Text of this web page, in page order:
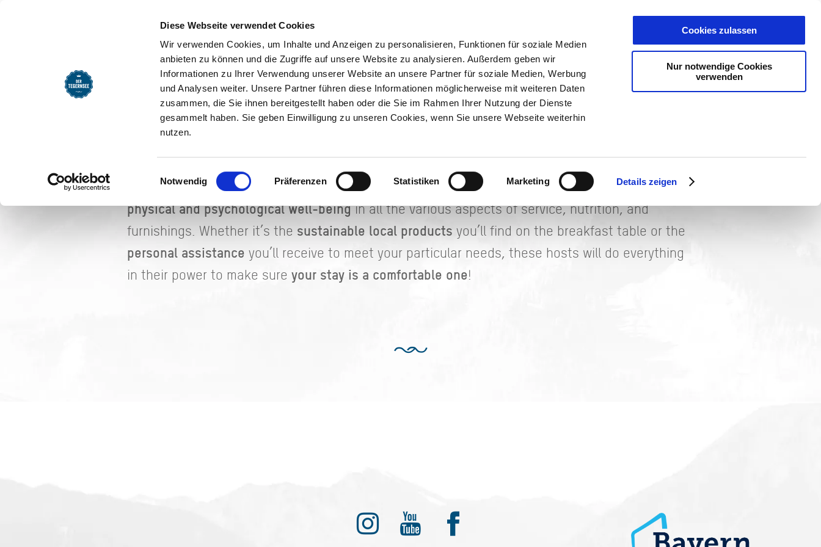
Diese Webseite verwendet Cookies
Wir verwenden Cookies, um Inhalte und Anzeigen zu personalisieren, Funktionen für soziale Medien
anbieten zu können und die Zugriffe auf unsere Website zu analysieren. Außerdem geben wir
Informationen zu Ihrer Verwendung unserer Website an unsere Partner für soziale Medien, Werbung
und Analysen weiter. Unsere Partner führen diese Informationen möglicherweise mit weiteren Daten
zusammen, die Sie ihnen bereitgestellt haben oder die Sie im Rahmen Ihrer Nutzung der Dienste
gesammelt haben. Sie geben Einwilligung zu unseren Cookies, wenn Sie unsere Webseite weiterhin
nutzen.
Einwilligungsauswahl
Notwendig Präferenzen Statistiken Marketing Details zeigen
Cookies zulassen
Nur notwendige Cookies
verwenden
Hosts for health Text
Whether it's a hotel or a holiday flat, these are the places where health is right at home. They
have been verified in line withvarious criteria and specially trainedto look after you and your
well-being.
health tourismandspecially trained to cater for your needs.
As our region's partners in the field of health, they pay particular attention to their guests’
physical and psychological well-beingin all the various aspects of service, nutrition, and
furnishings. Whether it’s the sustainable local products you’ll find on the breakfast table or the
personal assistance you’ll receive to meet your particular needs, these hosts will do everything
in their power to make sure your stay is a comfortable one!
EXPERIENCE INFORMATION REGION
BOOKING SERVICE
Send